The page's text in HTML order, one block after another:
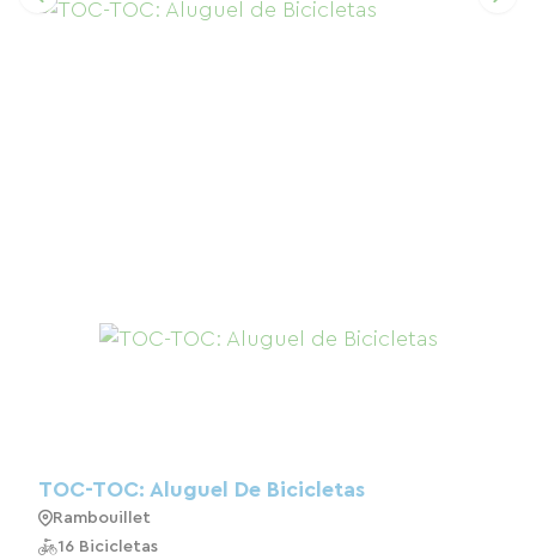
TOC-TOC: Aluguel De Bicicletas
Rambouillet
16 Bicicletas